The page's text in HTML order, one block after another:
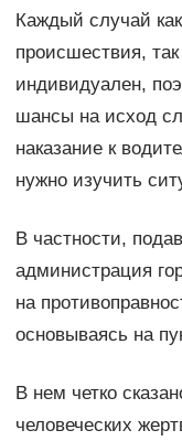
Каждый случай
происшествия,
индивидуален,
шансы на исход
наказание к
нужно изучить
В частности,
администрация
на
основываясь на
В нем четко
человеческих